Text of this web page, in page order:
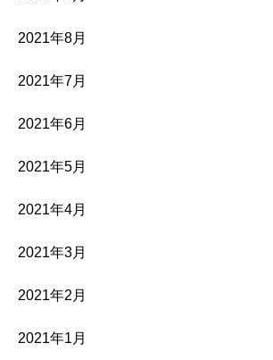
2021年8月
2021年7月
2021年6月
2021年5月
2021年4月
2021年3月
2021年2月
2021年1月